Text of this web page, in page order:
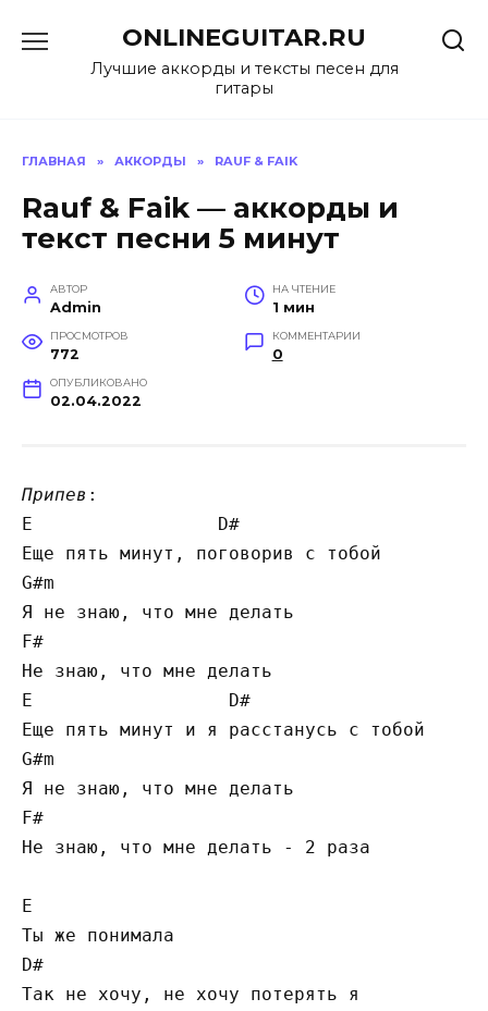
содержанию
ONLINEGUITAR.RU
Лучшие аккорды и тексты песен для
гитары
ГЛАВНАЯ » АККОРДЫ » RAUF & FAIK
Rauf & Faik — аккорды и
текст песни 5 минут
АВТОР
Admin
НА ЧТЕНИЕ
1 мин
ПРОСМОТРОВ
772
КОММЕНТАРИИ
0
ОПУБЛИКОВАНО
02.04.2022
Припев :
E                 D#
Еще пять минут, поговорив с тобой
G#m
Я не знаю, что мне делать
F#
Не знаю, что мне делать
E                  D#
Еще пять минут и я расстанусь с тобой
G#m
Я не знаю, что мне делать
F#
Не знаю, что мне делать - 2 раза
E
Ты же понимала
D#
Так не хочу, не хочу потерять я